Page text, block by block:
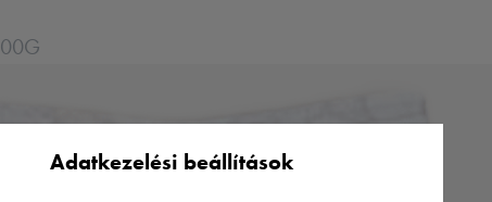
Adatkezelési beállítások